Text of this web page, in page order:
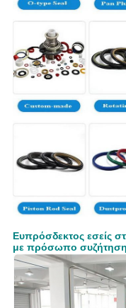
Ευπρόσδεκτος εσείς
με πρόσωπο